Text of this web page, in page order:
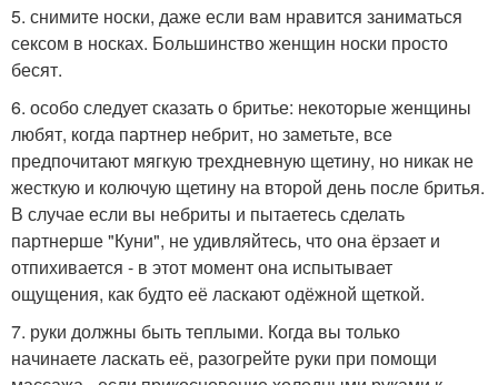
5. снимите носки, даже если вам нравится заниматься
сексом в носках. Большинство женщин носки просто
бесят.
6. особо следует сказать о бритье: некоторые женщины
любят, когда партнер небрит, но заметьте, все
предпочитают мягкую трехдневную щетину, но никак не
жесткую и колючую щетину на второй день после бритья.
В случае если вы небриты и пытаетесь сделать
партнерше "Куни", не удивляйтесь, что она ёрзает и
отпихивается - в этот момент она испытывает
ощущения, как будто её ласкают одёжной щеткой.
7. руки должны быть теплыми. Когда вы только
начинаете ласкать её, разогрейте руки при помощи